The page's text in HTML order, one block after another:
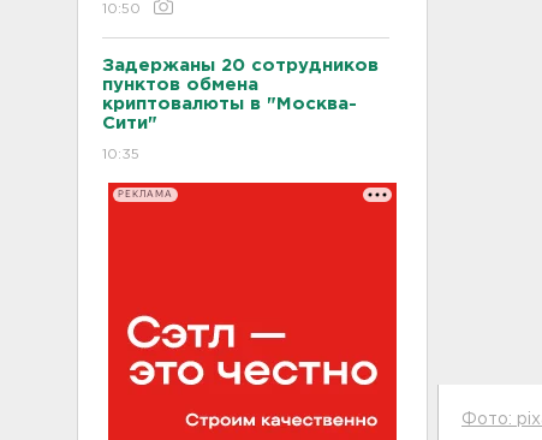
10:50
Задержаны 20 сотрудников
пунктов обмена
криптовалюты в "Москва-
Сити"
10:35
РЕКЛАМА
Фото: